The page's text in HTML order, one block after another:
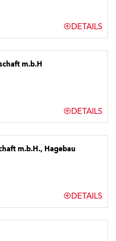
DETAILS
m.b.H
DETAILS
m.b.H., Hagebau
DETAILS